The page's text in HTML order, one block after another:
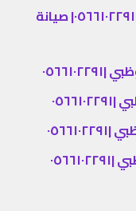
شركة صيانة عامة في ابوظبي |٠٥٦٦١٠٢٢٩١| صيانة